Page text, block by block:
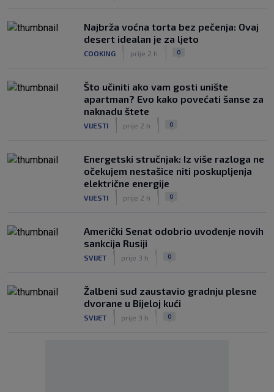
Najbrža voćna torta bez pečenja: Ovaj
desert idealan je za ljeto
COOKING prije 2 h 0
Što učiniti ako vam gosti unište
apartman? Evo kako povećati šanse za
naknadu štete
VIJESTI prije 2 h 0
Energetski stručnjak: Iz više razloga ne
očekujem nestašice niti poskupljenja
električne energije
VIJESTI prije 2 h 0
Američki Senat odobrio uvođenje novih
sankcija Rusiji
SVIJET prije 3 h 0
Žalbeni sud zaustavio gradnju plesne
dvorane u Bijeloj kući
SVIJET prije 3 h 0